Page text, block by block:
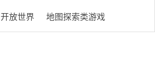
开放世界 地图探索类游戏